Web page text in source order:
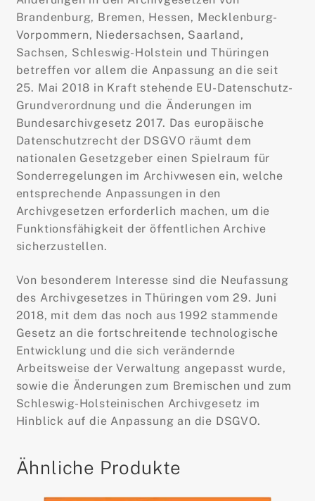
Brandenburg, Bremen, Hessen, Mecklenburg-
Vorpommern, Niedersachsen, Saarland,
Sachsen, Schleswig-Holstein und Thüringen
betreffen vor allem die Anpassung an die seit
25. Mai 2018 in Kraft stehende EU-Datenschutz-
Grundverordnung und die Änderungen im
Bundesarchivgesetz 2017. Das europäische
Datenschutzrecht der DSGVO räumt dem
nationalen Gesetzgeber einen Spielraum für
Sonderregelungen im Archivwesen ein, welche
entsprechende Anpassungen in den
Archivgesetzen erforderlich machen, um die
Funktionsfähigkeit der öffentlichen Archive
sicherzustellen.
Von besonderem Interesse sind die Neufassung
des Archivgesetzes in Thüringen vom 29. Juni
2018, mit dem das noch aus 1992 stammende
Gesetz an die fortschreitende technologische
Entwicklung und die sich verändernde
Arbeitsweise der Verwaltung angepasst wurde,
sowie die Änderungen zum Bremischen und zum
Schleswig-Holsteinischen Archivgesetz im
Hinblick auf die Anpassung an die DSGVO.
Ähnliche Produkte